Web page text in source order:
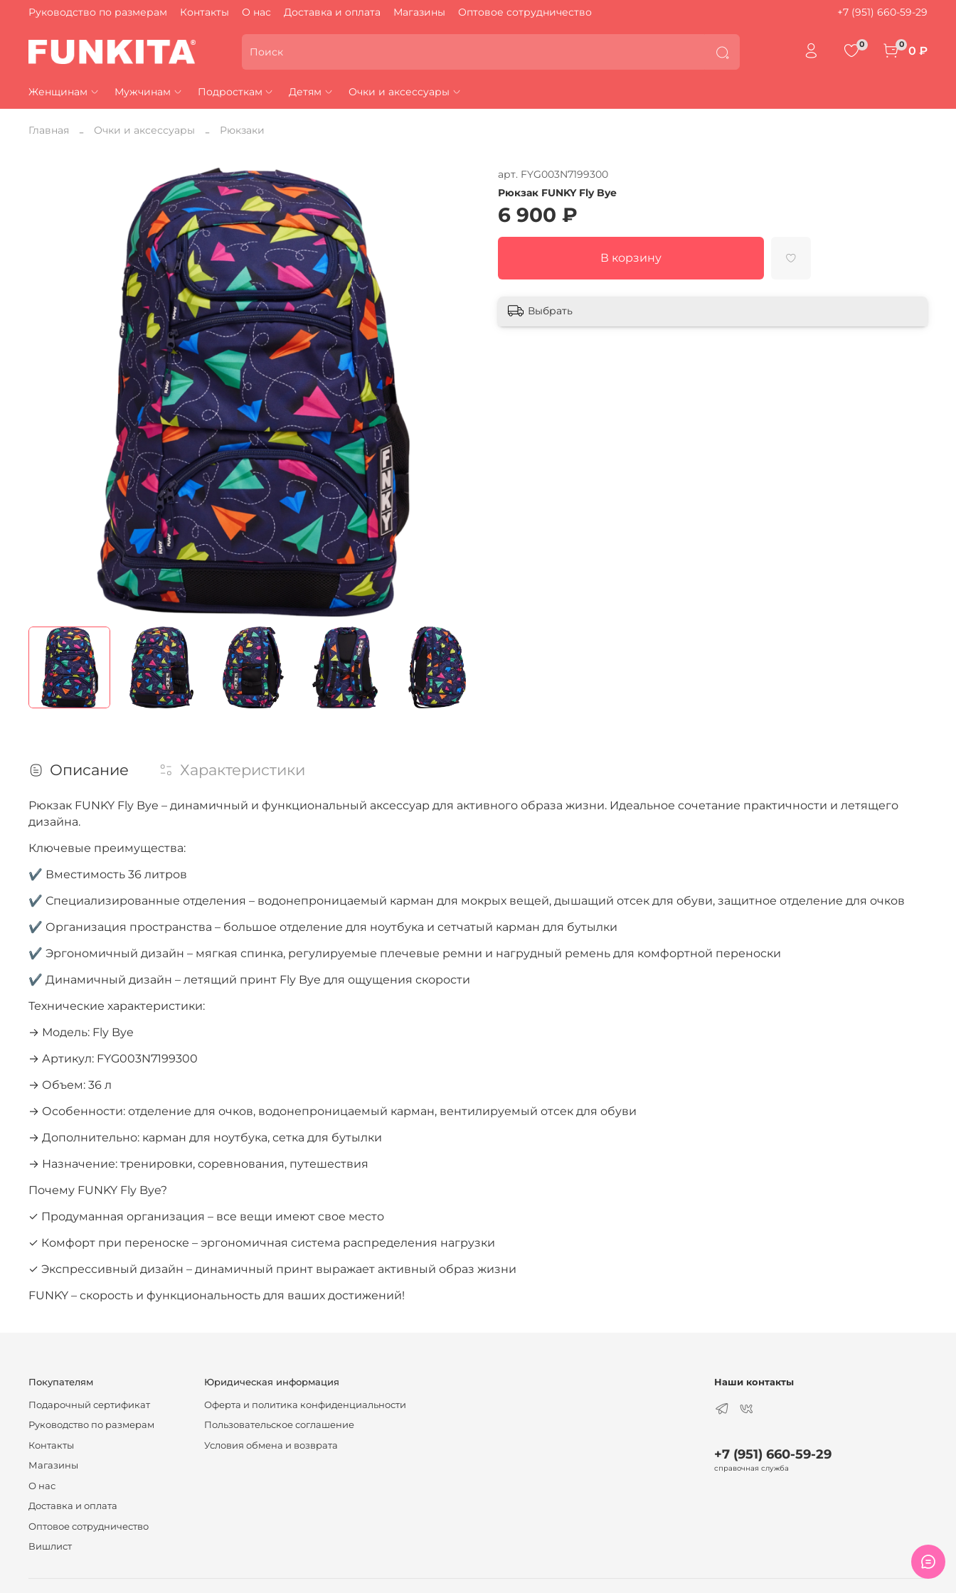
Руководство по размерам Контакты О нас Доставка и оплата Магазины Оптовое сотрудничество +7 (951) 660-59-29
0 0 0 ₽
Женщинам Мужчинам Подросткам Детям Очки и аксессуары
Главная Очки и аксессуары Рюкзаки
арт. FYG003N7199300
Рюкзак FUNKY Fly Bye
6 900 ₽
В корзину
Выбрать
Описание Характеристики
Рюкзак FUNKY Fly Bye – динамичный и функциональный аксессуар для активного образа жизни. Идеальное сочетание практичности и летящего
дизайна.
Ключевые преимущества:
✔ Вместимость 36 литров
✔ Специализированные отделения – водонепроницаемый карман для мокрых вещей, дышащий отсек для обуви, защитное отделение для очков
✔ Организация пространства – большое отделение для ноутбука и сетчатый карман для бутылки
✔ Эргономичный дизайн – мягкая спинка, регулируемые плечевые ремни и нагрудный ремень для комфортной переноски
✔ Динамичный дизайн – летящий принт Fly Bye для ощущения скорости
Технические характеристики:
→ Модель: Fly Bye
→ Артикул: FYG003N7199300
→ Объем: 36 л
→ Особенности: отделение для очков, водонепроницаемый карман, вентилируемый отсек для обуви
→ Дополнительно: карман для ноутбука, сетка для бутылки
→ Назначение: тренировки, соревнования, путешествия
Почему FUNKY Fly Bye?
✓ Продуманная организация – все вещи имеют свое место
✓ Комфорт при переноске – эргономичная система распределения нагрузки
✓ Экспрессивный дизайн – динамичный принт выражает активный образ жизни
FUNKY – скорость и функциональность для ваших достижений!
Покупателям
Подарочный сертификат
Руководство по размерам
Контакты
Магазины
О нас
Доставка и оплата
Оптовое сотрудничество
Вишлист
Юридическая информация
Оферта и политика конфиденциальности
Пользовательское соглашение
Условия обмена и возврата
Наши контакты
+7 (951) 660-59-29
справочная служба